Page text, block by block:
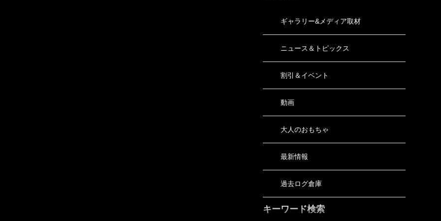
ギャラリー&メディア取材
ニュース＆トピックス
割引＆イベント
動画
大人のおもちゃ
最新情報
過去ログ倉庫
キーワード検索